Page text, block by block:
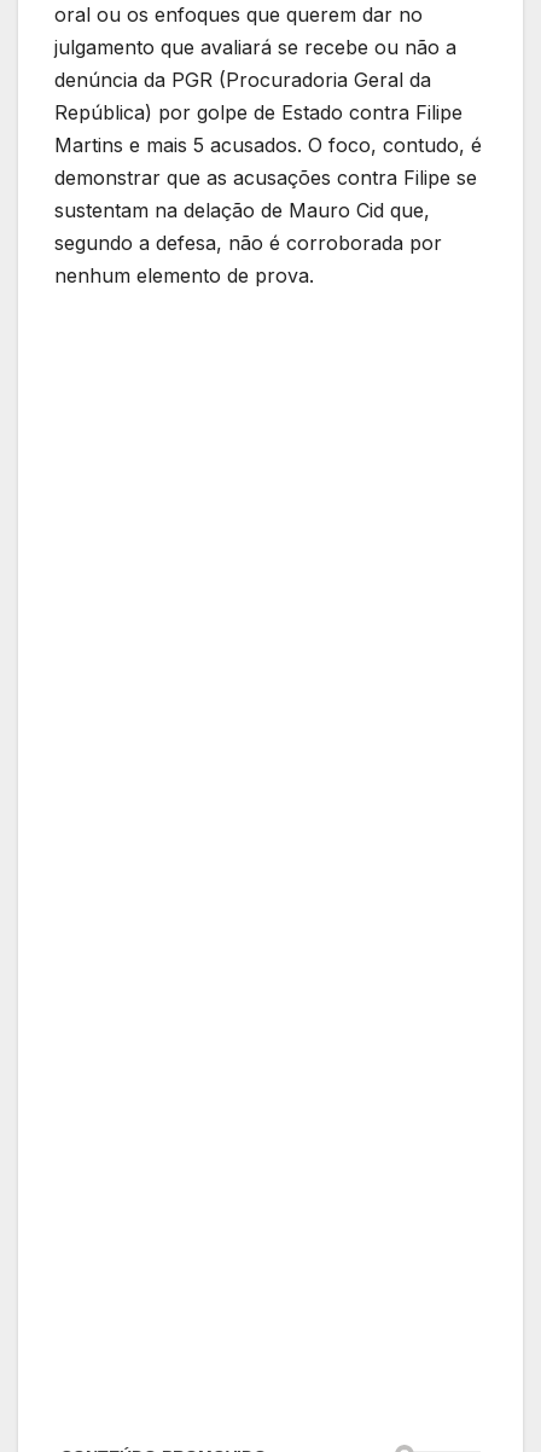
oral ou os enfoques que querem dar no
julgamento que avaliará se recebe ou não a
denúncia da PGR (Procuradoria Geral da
República) por golpe de Estado contra Filipe
Martins e mais 5 acusados. O foco, contudo, é
demonstrar que as acusações contra Filipe se
sustentam na delação de Mauro Cid que,
segundo a defesa, não é corroborada por
nenhum elemento de prova.